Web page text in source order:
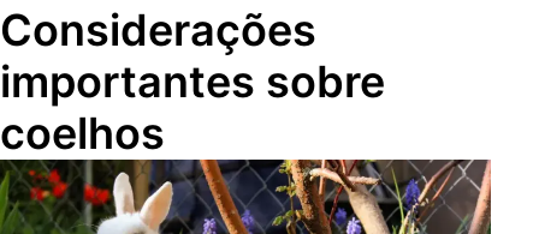
Considerações
importantes sobre
coelhos